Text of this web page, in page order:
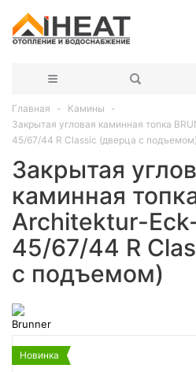
Главная
Камины
Закрытая угловая каминная топка
45/67/44 R Classic (дверца с подъемом)
Закрытая
каминная
Architektur-
45/67/44 R
с подъемом)
Новинка